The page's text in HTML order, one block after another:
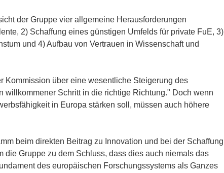
der Gruppe vier allgemeine Herausforderungen
2) Schaffung eines günstigen Umfelds für private FuE, 3)
und 4) Aufbau von Vertrauen in Wissenschaft und
Kommission über eine wesentliche Steigerung des
Schritt in die richtige Richtung." Doch wenn
in Europa stärken soll, müssen auch höhere
beim direkten Beitrag zu Innovation und bei der Schaffung
die Gruppe zu dem Schluss, dass dies auch niemals das
des europäischen Forschungssystems als Ganzes